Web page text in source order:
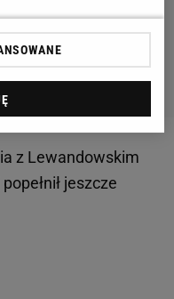
z Lewandowskim
jeszcze